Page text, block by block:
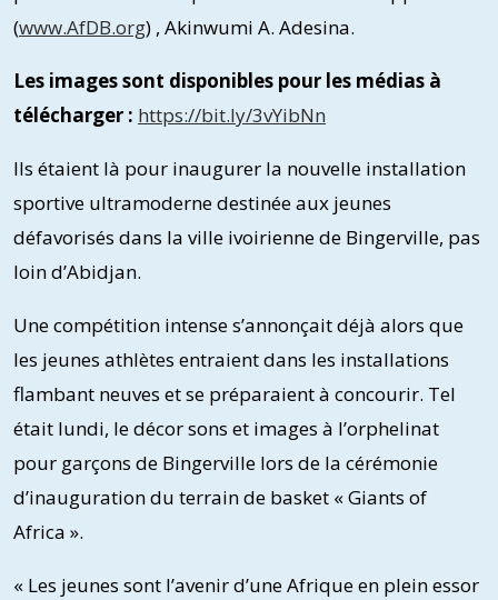
(www.AfDB.org) , Akinwumi A. Adesina.
Les images sont disponibles pour les médias à
télécharger : https://bit.ly/3vYibNn
Ils étaient là pour inaugurer la nouvelle installation
sportive ultramoderne destinée aux jeunes
défavorisés dans la ville ivoirienne de Bingerville, pas
loin d’Abidjan.
Une compétition intense s’annonçait déjà alors que
les jeunes athlètes entraient dans les installations
flambant neuves et se préparaient à concourir. Tel
était lundi, le décor sons et images à l’orphelinat
pour garçons de Bingerville lors de la cérémonie
d’inauguration du terrain de basket « Giants of
Africa ».
« Les jeunes sont l’avenir d’une Afrique en plein essor